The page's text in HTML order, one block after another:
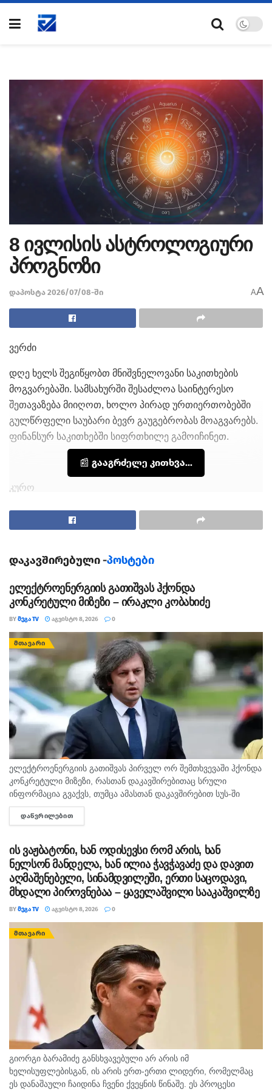
8 ივლისის ასტროლოგიური
პროგნოზი
დაპოსტა 2026/07/08-ში AA
ვერძი
დღე ხელს შეგიწყობთ მნიშვნელოვანი საკითხების
მოგვარებაში. სამსახურში შესაძლოა საინტერესო
შეთავაზება მიიღოთ, ხოლო პირად ურთიერთობებში
გულწრფელი საუბარი ბევრ გაუგებრობას მოაგვარებს.
ფინანსურ საკითხებში სიფრთხილე გამოიჩინეთ.
კურო
მოთმინება დღეს თქვენი მთავარი უპირატესობა იქნება.
ნუ იჩქარებთ გადაწყვეტილებების მიღებას. სასიამოვნო
მიიღოთ.
ტყუპები
აქტიური და დატვირთული დღე გელით. კომუნიკაცია
წარმატებას მოგიტანთ, ამიტომ შეხვედრები და
მოლაპარაკებები გადადოთ არ ღირს. საღამოს
დასვენებისთვის დრო აუცილებლად გამონახეთ.
კირჩხიბი
ინტუიცია დღეს განსაკუთრებით ძლიერად იმუშავებს.
ენდეთ საკუთარ შეგრძნებებს, განსაკუთრებით
ფინანსურ და საქმიან საკითხებში. საყვარელი
ადამიანის მხარდაჭერა დამატებით მოტივაციას
მოგცემთ.
ლომი
თქვენი ენერგია და თავდაჯერებულობა სხვების
პროექტების დასაწყებად და საკუთარი იდეების
წარმოსაჩენად. ეცადეთ, ზედმეტად არ იჩქაროთ.
დღე დეტალებზე ყურადღების გამახვილებას
მოითხოვს. შესაძლოა მცირე შეცდომამ გეგმები
შეგიცვალოთ, თუმცა სიმშვიდის შენარჩუნებით
ყველაფერს მარტივად მოაგვარებთ. ჯანმრთელობასაც
📰 გააგრძელე კითხვა...
დაკავშირებული -პოსტები
ელექტროენერგიის გათიშვას ჰქონდა
კონკრეტული მიზეზი – ირაკლი კობახიძე
BYᲛᲔᲒᲐ TV ᲐᲒᲕᲘᲡᲢᲝ 8, 2026 0
ᲛᲗᲐᲕᲐᲠᲘ
ელექტროენერგიის გათიშვას პირველ ორ შემთხვევაში ჰქონდა
კონკრეტული მიზეზი, რასთან დაკავშირებითაც სრული
ინფორმაცია გვაქვს, თუმცა ამასთან დაკავშირებით სუს-ში
წარიმართება გამოძიება და ინფორმაციას მოგვიანებით
დეტალურად წარვუდგენთ საზოგადოებას, იმიტომ, რომ
ᲓᲐᲬᲕᲠᲘᲚᲔᲑᲘᲗ
ის ვაჟბატონი, ხან ოდისევსი რომ არის, ხან
ნელსონ მანდელა, ხან ილია ჭავჭავაძე და დავით
აღმაშენებელი, სინამდვილეში, ერთი საცოდავი,
მხდალი პიროვნებაა – ყაველაშვილი სააკაშვილზე
BYᲛᲔᲒᲐ TV ᲐᲒᲕᲘᲡᲢᲝ 8, 2026 0
ᲛᲗᲐᲕᲐᲠᲘ
გიორგი ბარამიძე განსხვავებული არ არის იმ
ხელისუფლებისგან, ის არის ერთ-ერთი ლიდერი, რომელმაც
ეს დანაშაული ჩაიდინა ჩვენი ქვეყნის წინაშე. ეს პროცესი